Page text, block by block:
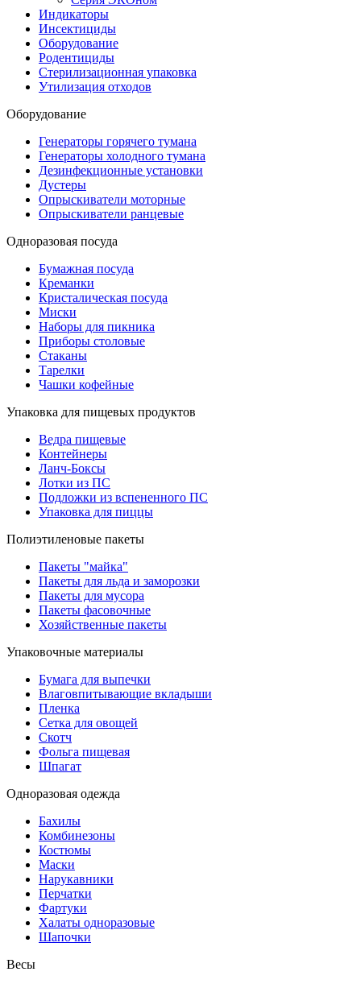
Индикаторы
Инсектициды
Оборудование
Родентициды
Стерилизационная упаковка
Утилизация отходов
Оборудование
Генераторы горячего тумана
Генераторы холодного тумана
Дезинфекционные установки
Дустеры
Опрыскиватели моторные
Опрыскиватели ранцевые
Одноразовая посуда
Бумажная посуда
Креманки
Кристалическая посуда
Миски
Наборы для пикника
Приборы столовые
Стаканы
Тарелки
Чашки кофейные
Упаковка для пищевых продуктов
Ведра пищевые
Контейнеры
Ланч-Боксы
Лотки из ПС
Подложки из вспененного ПС
Упаковка для пиццы
Полиэтиленовые пакеты
Пакеты "майка"
Пакеты для льда и заморозки
Пакеты для мусора
Пакеты фасовочные
Хозяйственные пакеты
Упаковочные материалы
Бумага для выпечки
Влаговпитывающие вкладыши
Пленка
Сетка для овощей
Скотч
Фольга пищевая
Шпагат
Одноразовая одежда
Бахилы
Комбинезоны
Костюмы
Маски
Нарукавники
Перчатки
Фартуки
Халаты одноразовые
Шапочки
Весы